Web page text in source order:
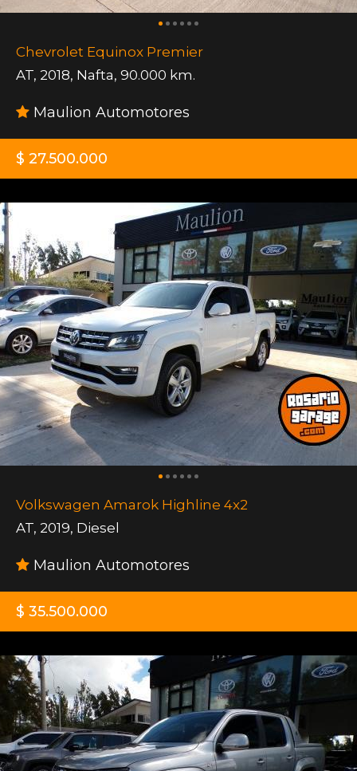
Chevrolet Equinox Premier
AT, 2018, Nafta, 90.000 km.
Maulion Automotores
$ 27.500.000
Volkswagen Amarok Highline 4x2
AT, 2019, Diesel
Maulion Automotores
$ 35.500.000